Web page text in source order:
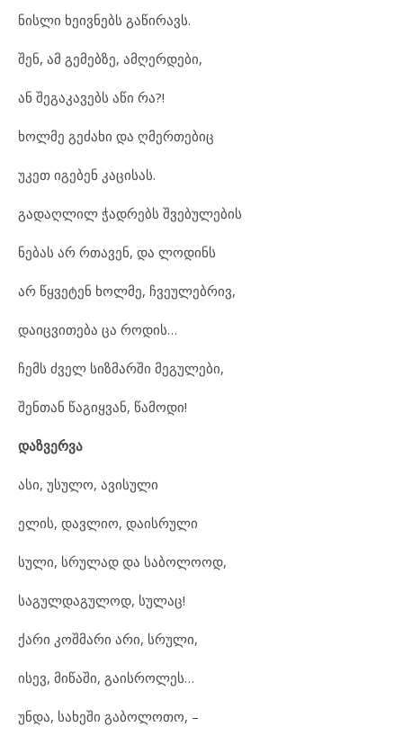
ნისლი ხეივნებს გაწირავს.
შენ, ამ გემებზე, ამღერდები,
ან შეგაკავებს აწი რა?!
ხოლმე გეძახი და ღმერთებიც
უკეთ იგებენ კაცისას.
გადაღლილ ჭადრებს შვებულების
ნებას არ რთავენ, და ლოდინს
არ წყვეტენ ხოლმე, ჩვეულებრივ,
დაიცვითება ცა როდის…
ჩემს ძველ სიზმარში მეგულები,
შენთან წაგიყვან, წამოდი!
დაზვერვა
ასი, უსულო, ავისული
ელის, დავლიო, დაისრული
სული, სრულად და საბოლოოდ,
საგულდაგულოდ, სულაც!
ქარი კოშმარი არი, სრული,
ისევ, მიწაში, გაისროლეს…
უნდა, სახეში გაბოლოთო, –